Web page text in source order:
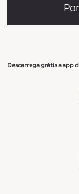
Descarrega grátis a app